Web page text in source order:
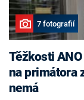
7 fotografií
Těžkosti
na primátora
nemá